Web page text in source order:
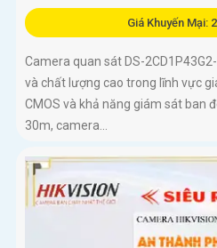
Giá Khuyến Mại:
Camera quan sát DS-
và chất lượng cao trong lĩnh vực
CMOS và khả năng giám sát ban
30m, camera...